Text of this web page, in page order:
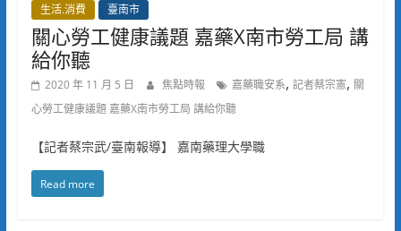
生活.消費 臺南市
關心勞工健康議題 嘉藥X南市勞工局 講
給你聽
2020 年 11 月 5 日 焦點時報 嘉藥職安系, 記者蔡宗憲, 關
心勞工健康議題 嘉藥X南市勞工局 講給你聽
【記者蔡宗武/臺南報導】 嘉南藥理大學職
Read more